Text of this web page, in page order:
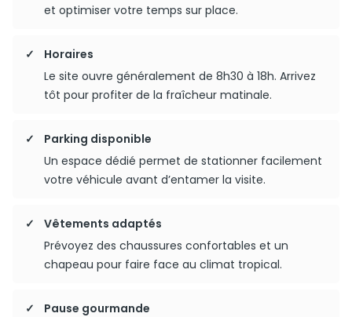
et optimiser votre temps sur place.
Horaires
Le site ouvre généralement de 8h30 à 18h. Arrivez
tôt pour profiter de la fraîcheur matinale.
Parking disponible
Un espace dédié permet de stationner facilement
votre véhicule avant d’entamer la visite.
Vêtements adaptés
Prévoyez des chaussures confortables et un
chapeau pour faire face au climat tropical.
Pause gourmande